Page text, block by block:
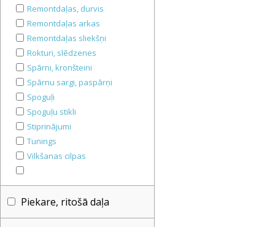
Remontdaļas, durvis
Remontdaļas arkas
Remontdaļas sliekšņi
Rokturi, slēdzenes
Spārni, kronšteini
Spārnu sargi, paspārņi
Spoguļi
Spoguļu stikli
Stiprinājumi
Tunings
Vilkšanas cilpas
Piekare, ritošā daļa